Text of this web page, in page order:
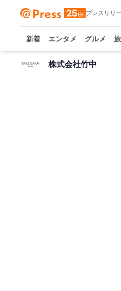
プレスリリ
新着 エンタメ グルメ
株式会社竹中